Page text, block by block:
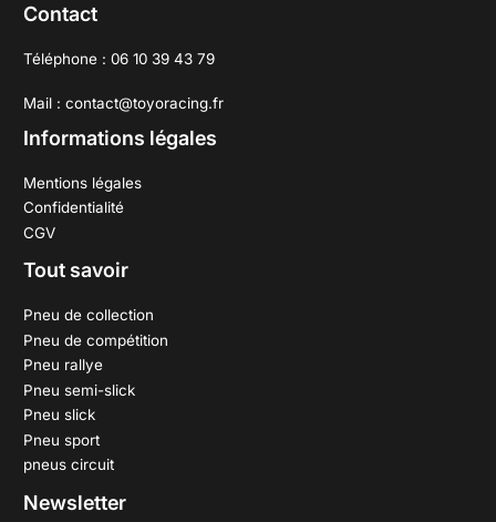
Contact
Téléphone : 06 10 39 43 79
Mail : contact@toyoracing.fr
Informations légales
Mentions légales
Confidentialité
CGV
Tout savoir
Pneu de collection
Pneu de compétition
Pneu rallye
Pneu semi-slick
Pneu slick
Pneu sport
pneus circuit
Newsletter